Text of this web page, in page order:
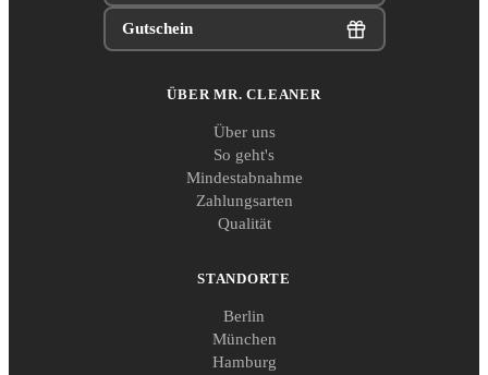
Gutschein
ÜBER MR. CLEANER
Über uns
So geht's
Mindestabnahme
Zahlungsarten
Qualität
STANDORTE
Berlin
München
Hamburg